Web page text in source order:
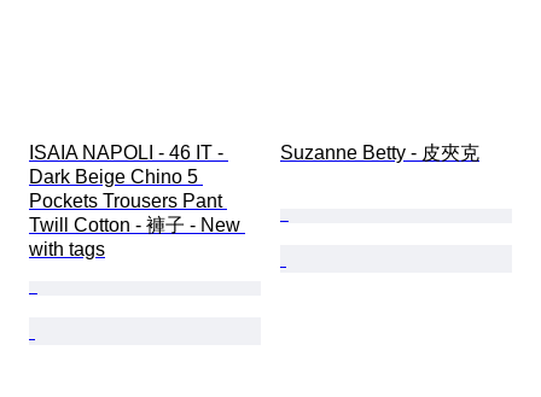
ISAIA NAPOLI - 46 IT -
Dark Beige Chino 5
Pockets Trousers Pant
Twill Cotton - 褲子 - New
with tags
Suzanne Betty - 皮夾克